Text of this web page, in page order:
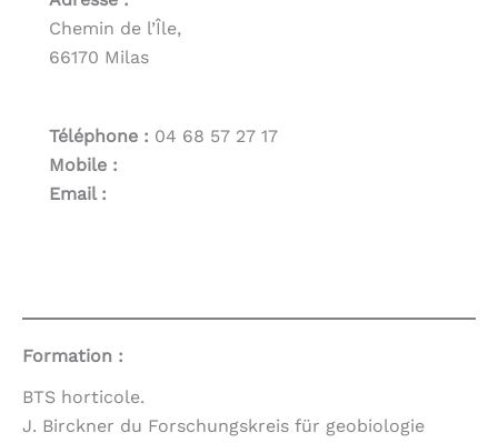
Chemin de l’Île,
66170 Milas
Téléphone : 04 68 57 27 17
Mobile :
Email :
Formation :
BTS horticole.
J. Birckner du Forschungskreis für geobiologie